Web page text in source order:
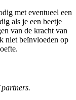
met eventueel een
als je een beetje
van de kracht van
niet beïnvloeden op